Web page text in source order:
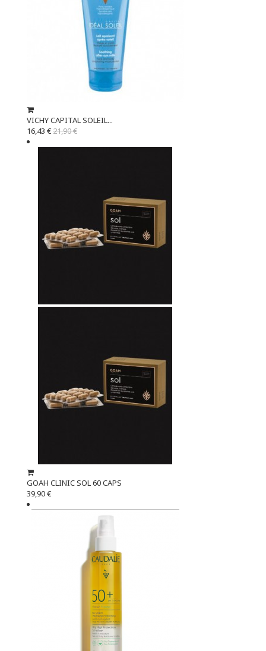
VICHY CAPITAL SOLEIL...
16,43 €21,90 €
GOAH CLINIC SOL 60 CAPS
39,90 €